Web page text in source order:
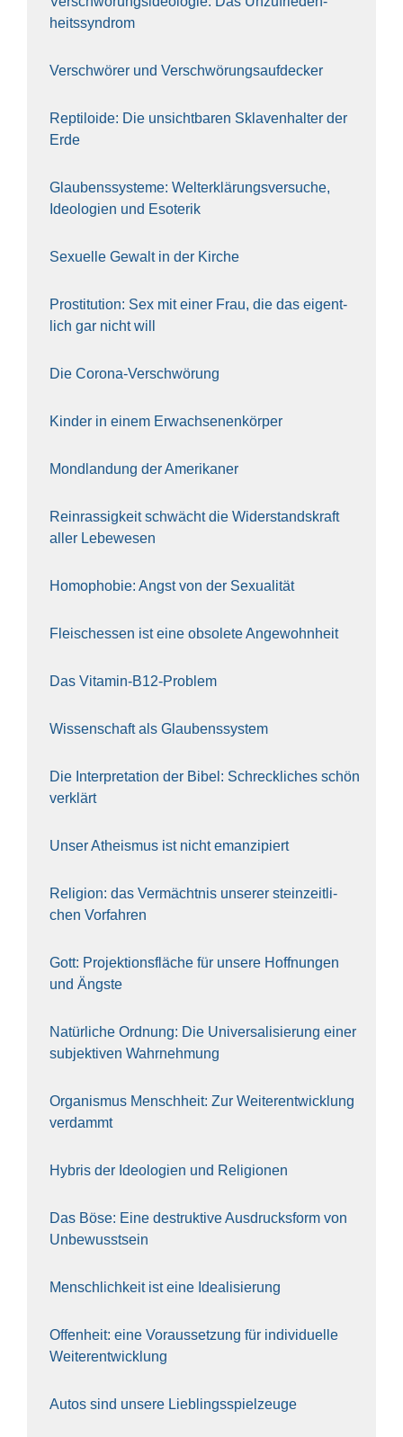
heitssyndrom
Ver­schwö­rer und Verschwörungs­aufdecker
Rep­ti­lo­ide: Die unsicht­ba­ren Skla­ven­hal­ter der
Erde
Glau­bens­sys­te­me: Welt­erklä­rungs­ver­su­che,
Ideo­lo­gien und Eso­te­rik
Sexu­el­le Gewalt in der Kir­che
Pro­sti­tu­ti­on: Sex mit einer Frau, die das eigent­
lich gar nicht will
Die Coro­na-Ver­schwö­rung
Kin­der in einem Erwach­se­nen­kör­per
Mond­lan­dung der Ame­ri­ka­ner
Rein­ras­sig­keit schwächt die Wider­stands­kraft
aller Lebe­we­sen
Homo­pho­bie: Angst von der Sexua­li­tät
Fleisch­essen ist eine obso­le­te An‍ge‍wohn‍heit
Das Vit­amin-B12-Pro­blem
Wis­sen­schaft als Glau­bens­sys­tem
Die Inter­pre­ta­ti­on der Bibel: Schreck­li­ches schön
ver­klärt
Unser Athe­is­mus ist nicht eman­zi­piert
Reli­gi­on: das Ver­mächt­nis unse­rer stein­zeit­li­
chen Vor­fah­ren
Gott: Pro­jek­ti­ons­flä­che für unse­re Hoff­nun­gen
und Ängs­te
Natür­li­che Ord­nung: Die Uni­ver­sa­li­sie­rung einer
sub­jek­ti­ven Wahr­neh­mung
Orga­nis­mus Mensch­heit: Zur Wei­ter­ent­wick­lung
ver­dammt
Hybris der Ideo­lo­gien und Reli­gio­nen
Das Böse: Eine destruk­ti­ve Aus­drucks­form von
Unbe­wusst­sein
Mensch­lich­keit ist eine Idea­li­sie­rung
Offen­heit: eine Vor­aus­set­zung für indi­vi­du­el­le
Wei­ter­ent­wick­lung
Autos sind unse­re Lieb­lings­spiel­zeu­ge